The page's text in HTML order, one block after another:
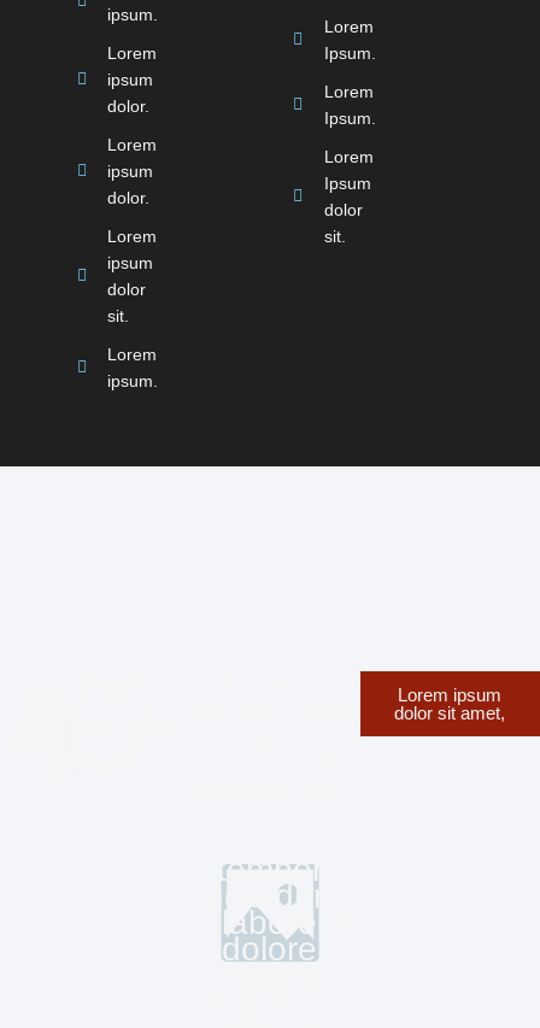
ipsum.
Lorem
ipsum
dolor.
Lorem
ipsum
dolor.
Lorem
ipsum
dolor
sit.
Lorem
ipsum.
Lorem
Ipsum.
Lorem
Ipsum.
Lorem
Ipsum
dolor
sit.
tempor
incididunt
ut labore et
dolore
Lorem ipsum
dolor sit amet,